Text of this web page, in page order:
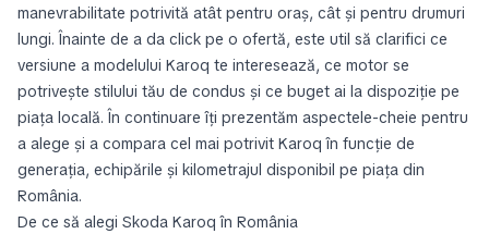
manevrabilitate potrivită atât pentru oraș, cât și pentru drumuri
lungi. Înainte de a da click pe o ofertă, este util să clarifici ce
versiune a modelului Karoq te interesează, ce motor se
potrivește stilului tău de condus și ce buget ai la dispoziție pe
piața locală. În continuare îți prezentăm aspectele-cheie pentru
a alege și a compara cel mai potrivit Karoq în funcție de
generația, echipările și kilometrajul disponibil pe piața din
România.
De ce să alegi Skoda Karoq în România